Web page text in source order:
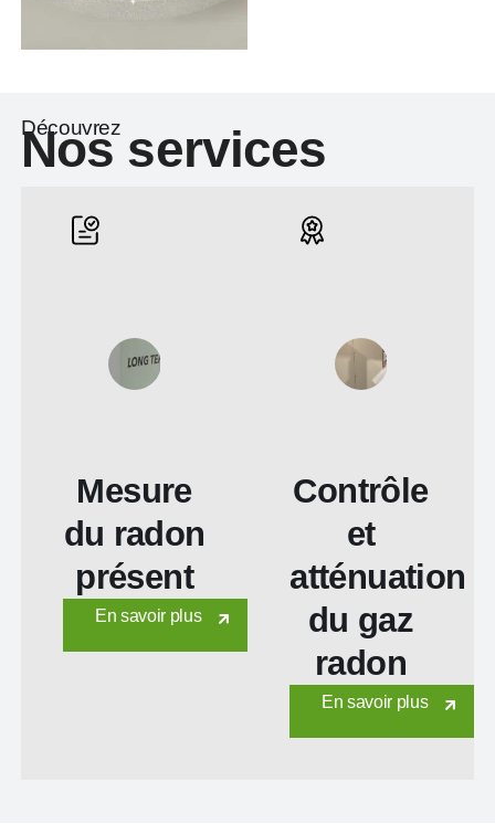
Découvrez
Nos services
Mesure
du radon
présent
En savoir plus
Contrôle
et
atténuation
du gaz
radon
En savoir plus